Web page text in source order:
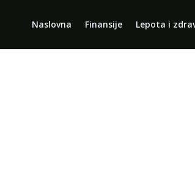
Naslovna Finansije Lepota i